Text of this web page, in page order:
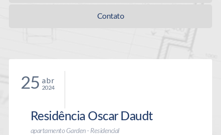
Contato
25 abr
2024
Residência Oscar Daudt
apartamento Garden - Residencial